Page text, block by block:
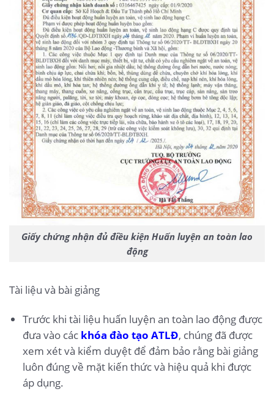
Giấy chứng nhận đủ điều kiện Huấn luyện an toàn lao
động
Tài liệu và bài giảng
Trước khi tài liệu huấn luyện an toàn lao động được
đưa vào các khóa đào tạo ATLĐ, chúng đã được
xem xét và kiểm duyệt để đảm bảo rằng bài giảng
luôn đúng về mặt kiến thức và hiệu quả khi được
áp dụng.